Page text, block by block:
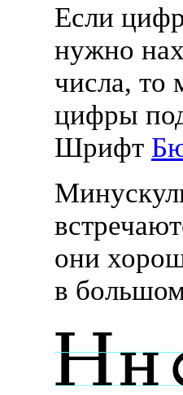
Если
нужно
числа,
цифры
Шрифт
они
в